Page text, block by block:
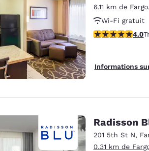
6.11 km de
Wi-Fi gratuit
Centre de
4 étoiles. Très
4.0
Informations
Radisson
201 5th St N,
0.31 km de